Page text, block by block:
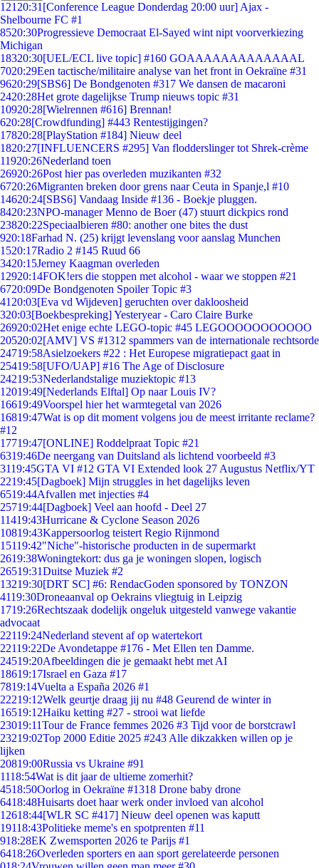
121 20:31 [Conference League Donderdag 20:00 uur] Ajax -
Shelbourne FC #1
8520:30Progressieve Democraat El-Sayed wint nipt voorverkiezing
Michigan
18320:30[UEL/ECL live topic] #160 GOAAAAAAAAAAAAAL
7020:29Een tactische/militaire analyse van het front in Oekraïne #31
9620:29[SBS6] De Bondgenoten #317 We dansen de macaroni
2420:28Het grote dagelijkse Trump nieuws topic #31
10920:28[Wielrennen #616] Brennan!
620:28[Crowdfunding] #443 Rentestijgingen?
17820:28[PlayStation #184] Nieuw deel
1820:27[INFLUENCERS #295] Van flodderslinger tot Shrek-crème
11920:26Nederland toen
26920:26Post hier pas overleden muzikanten #32
6720:26Migranten breken door grens naar Ceuta in Spanje,l #10
14620:24[SBS6] Vandaag Inside #136 - Boekje pluggen.
8420:23NPO-manager Menno de Boer (47) stuurt dickpics rond
23820:22Speciaalbieren #80: another one bites the dust
920:18Farhad N. (25) krijgt levenslang voor aanslag Munchen
1520:17Radio 2 #145 Ruud 66
3420:15Jerney Kaagman overleden
12920:14FOK!ers die stoppen met alcohol - waar we stoppen #21
6720:09De Bondgenoten Spoiler Topic #3
41 20:03[Eva vd Wijdeven] geruchten over dakloosheid
320:03[Boekbespreking] Yesteryear - Caro Claire Burke
26920:02Het enige echte LEGO-topic #45 LEGOOOOOOOOOOO
20520:02[AMV] VS #1312 spammers van de internationale rechtsorde
24719:58Asielzoekers #22 : Het Europese migratiepact gaat in
25419:58[UFO/UAP] #16 The Age of Disclosure
24219:53Nederlandstalige muziektopic #13
12019:49[Nederlands Elftal] Op naar Louis IV?
16619:49Voorspel hier het warmtegetal van 2026
16819:47Wat is op dit moment volgens jou de meest irritante reclame?
#12
17719:47[ONLINE] Roddelpraat Topic #21
6319:46De neergang van Duitsland als lichtend voorbeeld #3
3119:45GTA VI #12 GTA VI Extended look 27 Augustus Netflix/YT
2219:45[Dagboek] Mijn struggles in het dagelijks leven
6519:44Afvallen met injecties #4
25719:44[Dagboek] Veel aan hoofd - Deel 27
11419:43Hurricane & Cyclone Season 2026
10819:43Kappersoorlog teistert Regio Rijnmond
15119:42"Niche"-historische producten in de supermarkt
2619:38Woningtekort: dus ga je woningen slopen, logisch
26519:31Duitse Muziek #2
13219:30[DRT SC] #6: RendacGoden sponsored by TONZON
4119:30Droneaanval op Oekrains vliegtuig in Leipzig
1719:26Rechtszaak dodelijk ongeluk uitgesteld vanwege vakantie
advocaat
22119:24Nederland stevent af op watertekort
22119:22De Avondetappe #176 - Met Ellen ten Damme.
24519:20Afbeeldingen die je gemaakt hebt met AI
18619:17Israel en Gaza #17
7819:14Vuelta a España 2026 #1
22219:12Welk geurtje draag jij nu #48 Geurend de winter in
16519:12Haiku ketting #27 - strooi wat liefde
23019:11Tour de France femmes 2026 #3 Tijd voor de borstcrawl
23219:02Top 2000 Editie 2025 #243 Alle dikzakken willen op je
lijken
20819:00Russia vs Ukraine #91
1118:54Wat is dit jaar de ultieme zomerhit?
4518:50Oorlog in Oekraïne #1318 Drone baby drone
6418:48Huisarts doet haar werk onder invloed van alcohol
12618:44[WLR SC #417] Nieuw deel openen was kaputt
19118:43Politieke meme's en spotprenten #11
918:28EK Zwemsporten 2026 te Parijs #1
6418:26Overleden sporters en aan sport gerelateerde personen